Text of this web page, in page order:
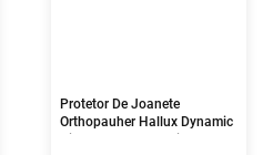
Protetor De Joanete
Orthopauher Hallux Dynamic